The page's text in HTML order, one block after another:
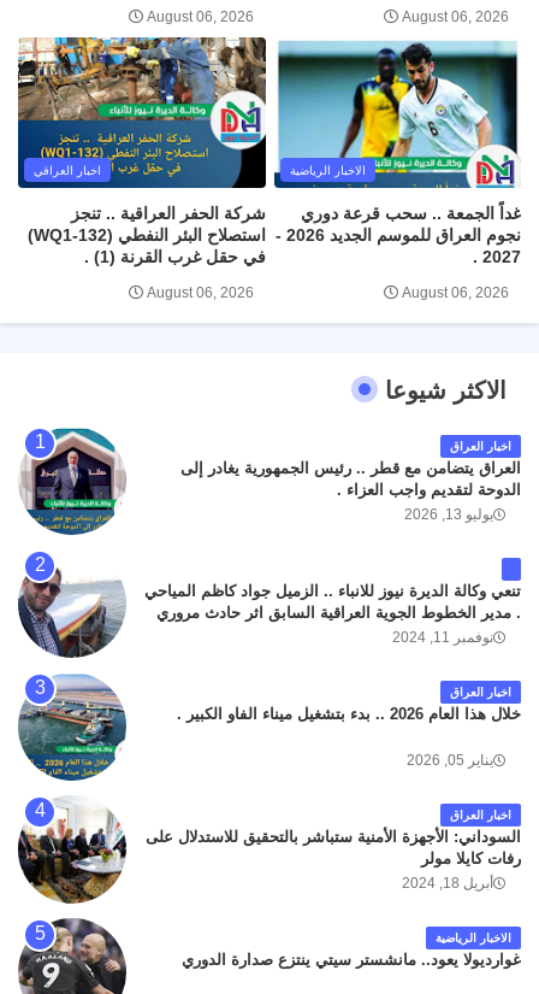
August 06, 2026
August 06, 2026
الاخبار الرياضية
غداً الجمعة .. سحب قرعة دوري
نجوم العراق للموسم الجديد 2026 -
2027 .
August 06, 2026
اخبار العراقي
شركة الحفر العراقية .. تنجز
استصلاح البئر النفطي (WQ1-132)
في حقل غرب القرنة (1) .
August 06, 2026
الاكثر شيوعا
اخبار العراق
العراق يتضامن مع قطر .. رئيس الجمهورية يغادر إلى
الدوحة لتقديم واجب العزاء .
يوليو 13, 2026
تنعي وكالة الديرة نيوز للانباء .. الزميل جواد كاظم المياحي
. مدير الخطوط الجوية العراقية السابق اثر حادث مروري
داخل مطار البصرة الدولي اليوم الاثنين على الطريق
كان سبب الحادث يعود لتصادم عجلته مع عجلة نوع كيا بنكو
تابعة لشركة الهلال الماسكة لإعمار مطار البصرة الدولي .
سائلين الله عز وجل ان يتغمد الفقيد بواسع رحمته ، و انا
نوفمبر 11, 2024
اخبار العراق
خلال هذا العام 2026 .. بدء بتشغيل ميناء الفاو الكبير .
يناير 05, 2026
اخبار العراق
السوداني: الأجهزة الأمنية ستباشر بالتحقيق للاستدلال على
رفات كايلا مولر
أبريل 18, 2024
الاخبار الرياضية
غوارديولا يعود.. مانشستر سيتي ينتزع صدارة الدوري